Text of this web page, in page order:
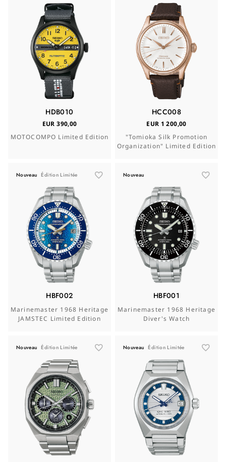
HDB010
EUR 390,00
MOTOCOMPO Limited Edition
HCC008
EUR 1 200,00
"Tomioka Silk Promotion
Organization" Limited Edition
Nouveau Édition Limitée
HBF002
Marinemaster 1968 Heritage
JAMSTEC Limited Edition
Nouveau
HBF001
Marinemaster 1968 Heritage
Diver's Watch
Nouveau Édition Limitée Nouveau Édition Limitée